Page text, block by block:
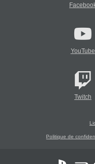
YouTube
Twitch
Politique de